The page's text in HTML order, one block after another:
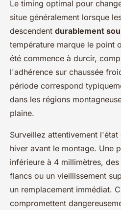
Le timing optimal pour
situe généralement lorsque
descendent durablement
température marque le point
été commence à durcir,
l'adhérence sur chaussée
période correspond
dans les régions
plaine.
Surveillez attentivement
hiver avant le montage. Une
inférieure à 4 millimètres,
flancs ou un vieillissement
un remplacement immédiat.
compromettent